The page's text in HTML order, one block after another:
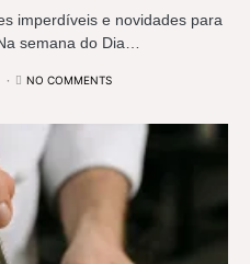
imperdíveis e novidades para
semana do Dia…
NO COMMENTS